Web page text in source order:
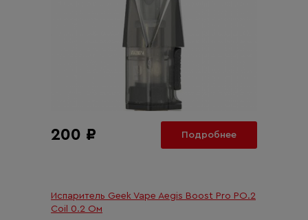
200 ₽ Подробнее
Испаритель Geek Vape Aegis Boost Pro PO.2
Coil 0.2 Ом